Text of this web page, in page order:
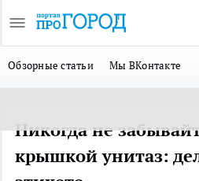
Обзорные статьи Мы ВКонтакте
Никогда не
крышкой унитаз: